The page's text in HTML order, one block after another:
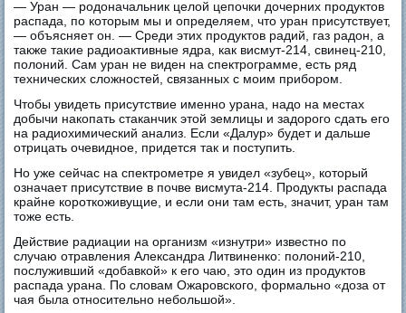
— Уран — родоначальник целой цепочки дочерних продуктов
распада, по которым мы и определяем, что уран присутствует,
— объясняет он. — Среди этих продуктов радий, газ радон, а
также такие радиоактивные ядра, как висмут-214, свинец-210,
полоний. Сам уран не виден на спектрограмме, есть ряд
технических сложностей, связанных с моим прибором.
Чтобы увидеть присутствие именно урана, надо на местах
добычи накопать стаканчик этой землицы и задорого сдать его
на радиохимический анализ. Если «Далур» будет и дальше
отрицать очевидное, придется так и поступить.
Но уже сейчас на спектрометре я увидел «зубец», который
означает присутствие в почве висмута-214. Продукты распада
крайне короткоживущие, и если они там есть, значит, уран там
тоже есть.
Действие радиации на организм «изнутри» известно по
случаю отравления Александра Литвиненко: полоний-210,
послуживший «добавкой» к его чаю, это один из продуктов
распада урана. По словам Ожаровского, формально «доза от
чая была относительно небольшой».